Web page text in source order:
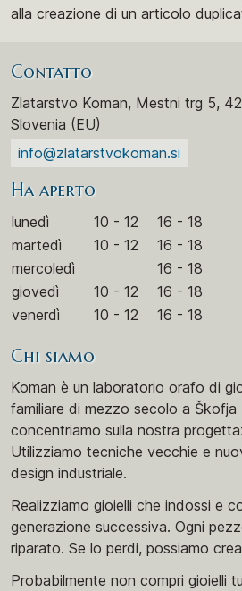
alla creazione di un articolo
Contatto
Zlatarstvo Koman, Mestni trg 5,
Slovenia (EU)
info@zlatarstvokoman.si
Ha aperto
lunedì 10 - 12
16 - 18
martedì
10 - 12
16 - 18
mercoledì
16 - 18
giovedì
10 - 12
16 - 18
venerdì
10 - 12 16 - 18
Chi siamo
Koman è un laboratorio orafo di
familiare di mezzo secolo a Škofja
concentriamo sulla nostra
Utilizziamo tecniche vecchie e
design industriale.
Realizziamo gioielli che indossi e
generazione successiva. Ogni
riparato. Se lo perdi, possiamo
Probabilmente non compri gioielli